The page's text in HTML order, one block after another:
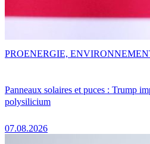
Panneaux solaires et puces : Trump
polysilicium
07.08.2026
PROENERGIE,